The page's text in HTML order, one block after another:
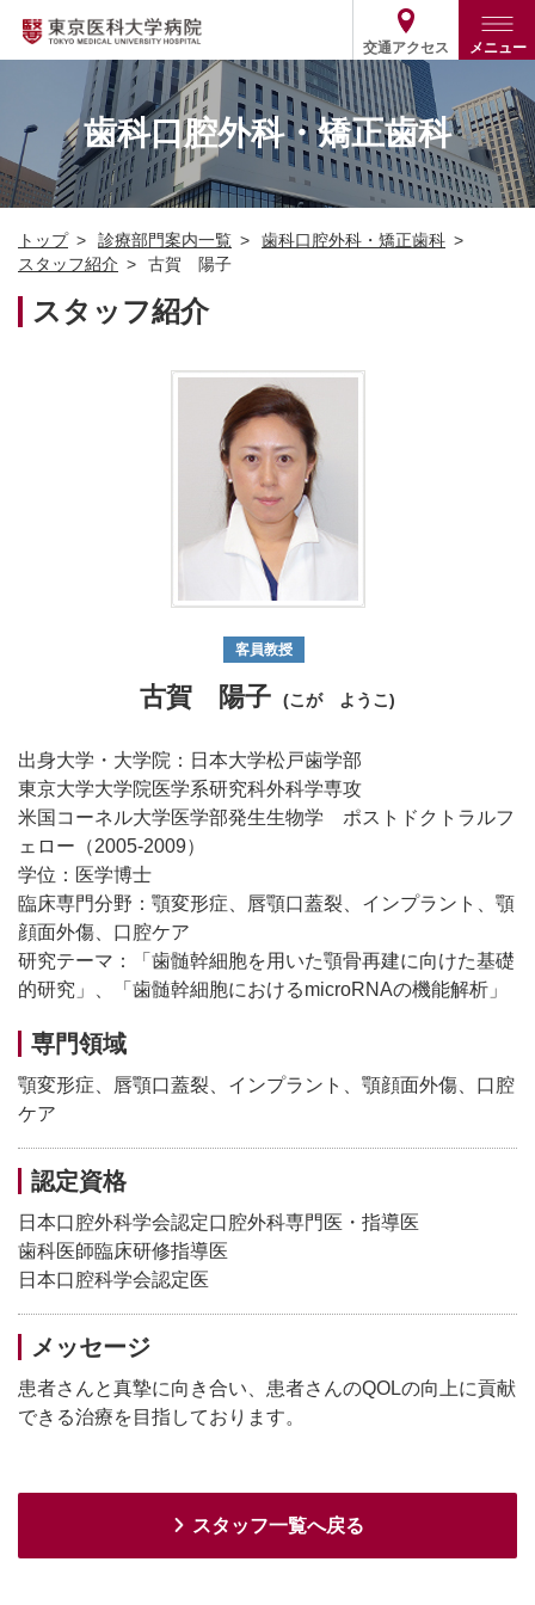
交通アクセス メニュー
トップ
外来・入院案内
外来
入院
患者支援・相談窓口
診療部門案内
診療部門案内一覧
医師・歯科医師等情報検索
病院案内
基本情報
役割・取り組み
医療関係の方
採用関連 ENGLISH
03-3342-6111
歯科口腔外科・矯正歯科
トップ 診療部門案内一覧
歯科口腔外科・矯正歯科
スタッフ紹介
古賀 陽子
スタッフ紹介
客員教授
古賀 陽子 (こが ようこ)
出身大学・大学院：日本大学松戸歯学部
東京大学大学院医学系研究科外科学専攻
米国コーネル大学医学部発生生物学 ポストドクトラルフ
ェロー（2005-2009）
学位：医学博士
臨床専門分野：顎変形症、唇顎口蓋裂、インプラント、顎
顔面外傷、口腔ケア
研究テーマ：「歯髄幹細胞を用いた顎骨再建に向けた基礎
的研究」、「歯髄幹細胞におけるmicroRNAの機能解析」
専門領域
顎変形症、唇顎口蓋裂、インプラント、顎顔面外傷、口腔
ケア
認定資格
日本口腔外科学会認定口腔外科専門医・指導医
歯科医師臨床研修指導医
日本口腔科学会認定医
メッセージ
患者さんと真摯に向き合い、患者さんのQOLの向上に貢献
できる治療を目指しております。
スタッフ一覧へ戻る